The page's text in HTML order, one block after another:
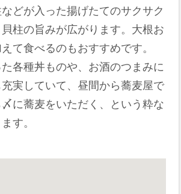
どが入った揚げたてのサクサク
柱の旨みが広がります。大根お
て食べるのもおすすめです。
各種丼ものや、お酒のつまみに
実していて、昼間から蕎麦屋で
に蕎麦をいただく、という粋な
す。